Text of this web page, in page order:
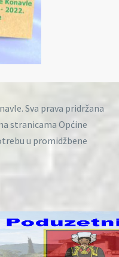
Sva prava pridržana
stranicama Općine
u promidžbene